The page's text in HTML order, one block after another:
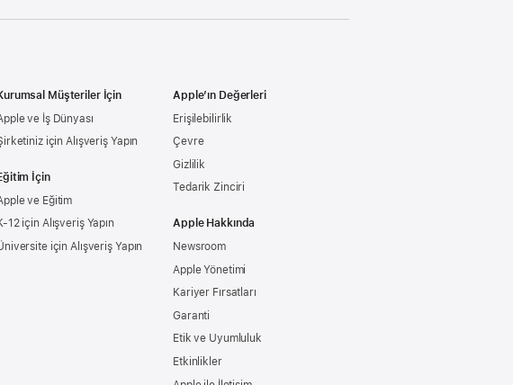
Müşteriler İçin
ve İş Dünyası
için Alışveriş Yapın
İçin
ve Eğitim
12 için Alışveriş Yapın
için Alışveriş Yapın
Apple’ın Değerleri
Erişilebilirlik
Çevre
Gizlilik
Tedarik Zinciri
Apple Hakkında
Newsroom
Apple Yönetimi
Kariyer Fırsatları
Garanti
Etik ve Uyumluluk
Etkinlikler